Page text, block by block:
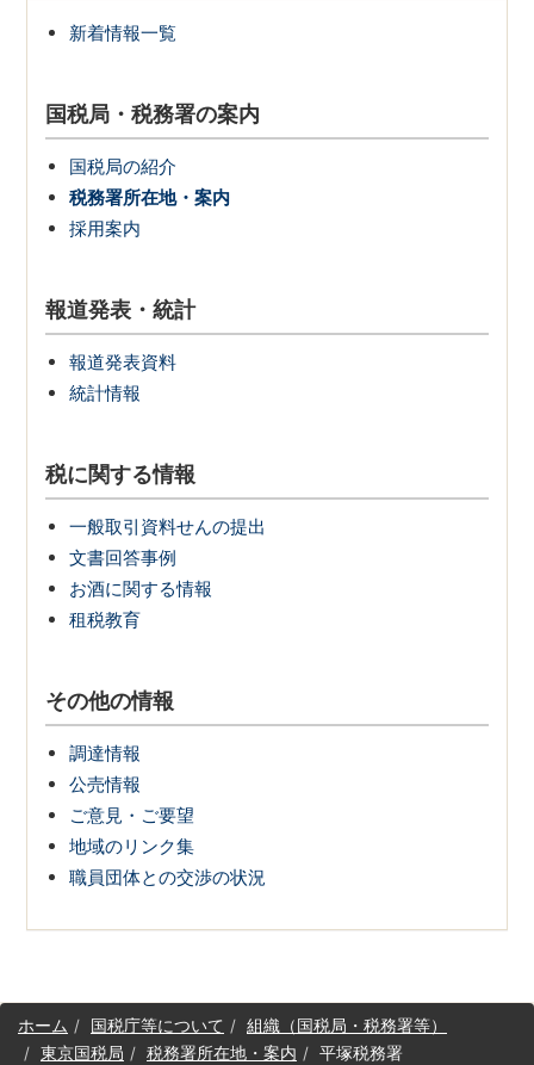
新着情報一覧
国税局・税務署の案内
国税局の紹介
税務署所在地・案内
採用案内
報道発表・統計
報道発表資料
統計情報
税に関する情報
一般取引資料せんの提出
文書回答事例
お酒に関する情報
租税教育
その他の情報
調達情報
公売情報
ご意見・ご要望
地域のリンク集
職員団体との交渉の状況
サ
イホーム 国税庁等について
組織（国税局・税務署等）
東京国税局
税務署所在地・案内 平塚税務署